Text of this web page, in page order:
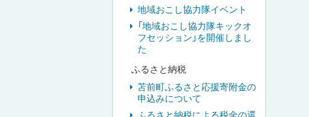
地域おこし協力隊イベント
「地域おこし協力隊キックオ
フセッション」を開催しまし
た
ふるさと納税
苫前町ふるさと応援寄附金の
申込みについて